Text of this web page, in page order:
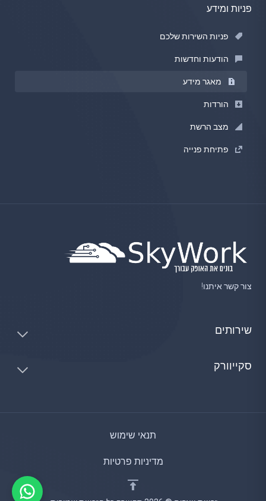
פניות ומידע
פניות השירות שלכם
הודעות וחדשות
מאגר מידע
הורדות
מצב הרשת
פתיחת פנייה
צור קשר איתנו!
שירותים
סקייוורק
תנאי שימוש
מדיניות פרטיות
בדרך כלל אנו משיבים תוך מספר דקות